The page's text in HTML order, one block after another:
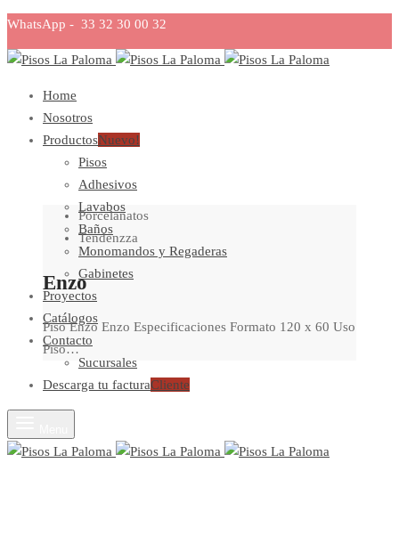
WhatsApp - 33 32 30 00 32
Home
Nosotros
ProductosNuevo!
Pisos
Adhesivos
Lavabos
Baños
Monomandos y Regaderas
Gabinetes
Proyectos
Catálogos
Contacto
Sucursales
Descarga tu facturaCliente
Porcelanatos
Tendenzza
Enzo
Piso Enzo Enzo Especificaciones Formato 120 x 60 Uso
Piso…